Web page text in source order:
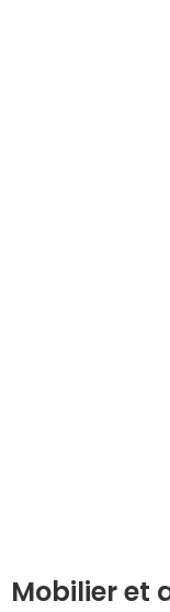
Mobilier et